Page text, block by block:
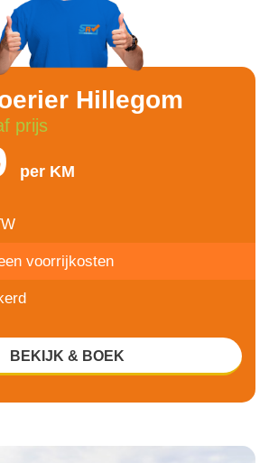
Hillegom
prijs
per KM
voorrijkosten
BEKIJK & BOEK